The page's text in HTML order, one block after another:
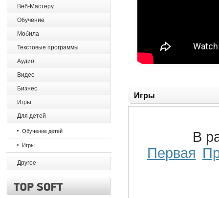
Веб-Мастеру
Обучение
Мобила
Текстовые программы
Аудио
Видео
Бизнес
Игры
Для детей
Обучение детей
Игры
Другое
Игры
В
Первая